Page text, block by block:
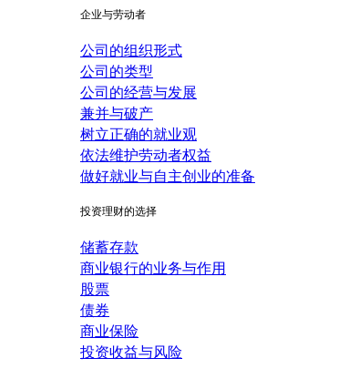
企业与劳动者
公司的组织形式
公司的类型
公司的经营与发展
兼并与破产
树立正确的就业观
依法维护劳动者权益
做好就业与自主创业的准备
投资理财的选择
储蓄存款
商业银行的业务与作用
股票
债券
商业保险
投资收益与风险